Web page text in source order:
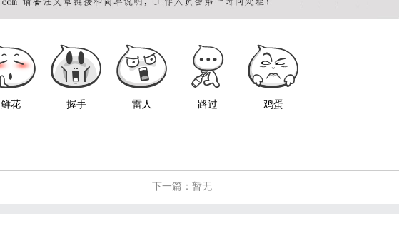
鲜花 握手 雷人 路过 鸡蛋
下一篇：暂无